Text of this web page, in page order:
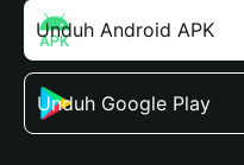
Unduh Android APK
Unduh Google Play